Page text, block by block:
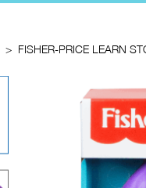
FISHER-PRICE LEARN